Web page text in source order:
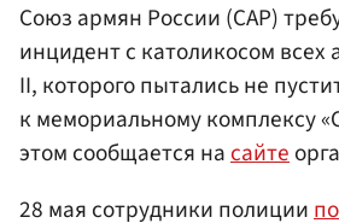
Союз армян России (САР)
инцидент с католикосом всех
II, которого пытались не
к мемориальному комплексу
этом сообщается насайте
28 мая сотрудники полиции